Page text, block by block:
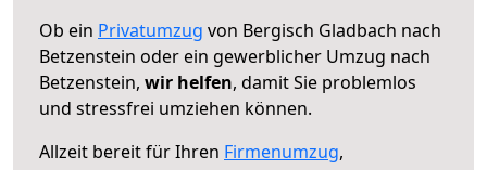
Ob ein Privatumzug von Bergisch Gladbach nach
Betzenstein oder ein gewerblicher Umzug nach
Betzenstein, wir helfen, damit Sie problemlos
und stressfrei umziehen können.
Allzeit bereit für Ihren Firmenumzug,